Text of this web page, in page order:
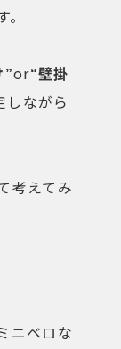
”or“壁掛
しながら
考えてみ
ニベロな